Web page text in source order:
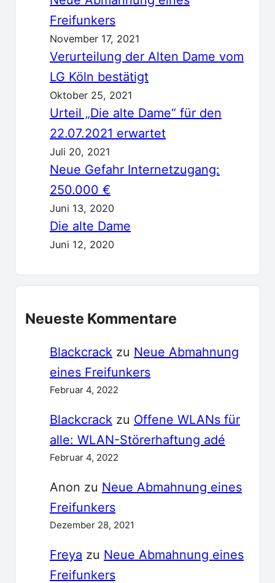
Freifunkers
November 17, 2021
Verurteilung der Alten Dame vom
LG Köln bestätigt
Oktober 25, 2021
Urteil „Die alte Dame“ für den
22.07.2021 erwartet
Juli 20, 2021
Neue Gefahr Internetzugang:
250.000 €
Juni 13, 2020
Die alte Dame
Juni 12, 2020
Neueste Kommentare
Blackcrack zu Neue Abmahnung
eines Freifunkers
Februar 4, 2022
Blackcrack zu Offene WLANs für
alle: WLAN-Störerhaftung adé
Februar 4, 2022
Anon zu Neue Abmahnung eines
Freifunkers
Dezember 28, 2021
Freya zu Neue Abmahnung eines
Freifunkers